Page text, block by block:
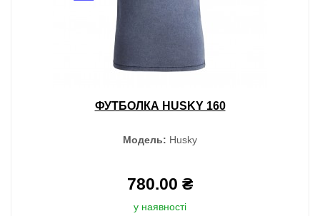
ФУТБОЛКА HUSKY 160
Модель: Husky
780.00 ₴
у наявності